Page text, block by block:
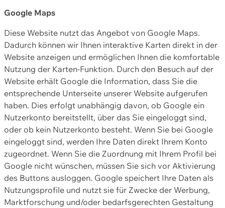
Google Maps
Diese Website nutzt das Angebot von Google Maps.
Dadurch können wir Ihnen interaktive Karten direkt in der
Website anzeigen und ermöglichen Ihnen die komfortable
Nutzung der Karten-Funktion. Durch den Besuch auf der
Website erhält Google die Information, dass Sie die
entsprechende Unterseite unserer Website aufgerufen
haben. Dies erfolgt unabhängig davon, ob Google ein
Nutzerkonto bereitstellt, über das Sie eingeloggt sind,
oder ob kein Nutzerkonto besteht. Wenn Sie bei Google
eingeloggt sind, werden Ihre Daten direkt Ihrem Konto
zugeordnet. Wenn Sie die Zuordnung mit Ihrem Profil bei
Google nicht wünschen, müssen Sie sich vor Aktivierung
des Buttons ausloggen. Google speichert Ihre Daten als
Nutzungsprofile und nutzt sie für Zwecke der Werbung,
Marktforschung und/oder bedarfsgerechten Gestaltung